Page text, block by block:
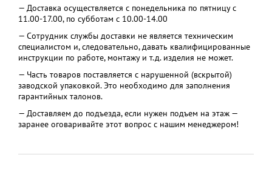
— Доставка осуществляется с понедельника по пятницу с
11.00-17.00, по субботам с 10.00-14.00
— Сотрудник службы доставки не является техническим
специалистом и, следовательно, давать квалифицированные
инструкции по работе, монтажу и т.д. изделия не может.
— Часть товаров поставляется с нарушенной (вскрытой)
заводской упаковкой. Это необходимо для заполнения
гарантийных талонов.
— Доставляем до подъезда, если нужен подъем на этаж —
заранее оговаривайте этот вопрос с нашим менеджером!